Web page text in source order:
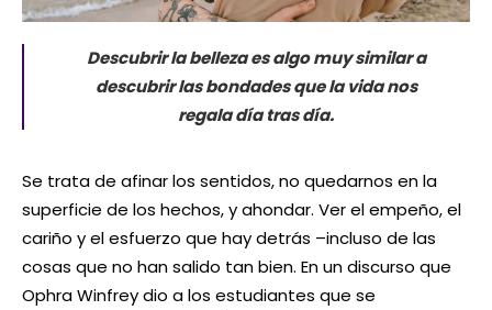
Descubrir la belleza es algo muy similar a
descubrir las bondades que la vida nos
regala día tras día.
Se trata de afinar los sentidos, no quedarnos en la
superficie de los hechos, y ahondar. Ver el empeño, el
cariño y el esfuerzo que hay detrás –incluso de las
cosas que no han salido tan bien. En un discurso que
Ophra Winfrey dio a los estudiantes que se